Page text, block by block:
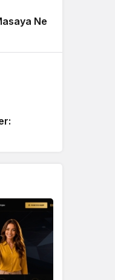
Ne